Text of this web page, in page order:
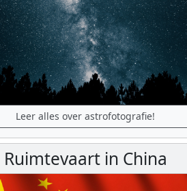
Leer alles over astrofotografie!
Ruimtevaart in China